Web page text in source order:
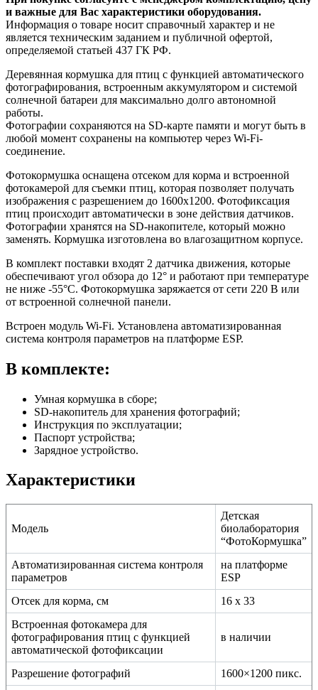
и важные для Вас характеристики оборудования.
Информация о товаре носит справочный характер и не
является техническим заданием и публичной офертой,
определяемой статьей 437 ГК РФ.
Деревянная кормушка для птиц с функцией автоматического
фотографирования, встроенным аккумулятором и системой
солнечной батареи для максимально долго автономной
работы.
Фотографии сохраняются на SD-карте памяти и могут быть в
любой момент сохранены на компьютер через Wi-Fi-
соединение.
Фотокормушка оснащена отсеком для корма и встроенной
фотокамерой для съемки птиц, которая позволяет получать
изображения с разрешением до 1600х1200. Фотофиксация
птиц происходит автоматически в зоне действия датчиков.
Фотографии хранятся на SD-накопителе, который можно
заменять. Кормушка изготовлена во влагозащитном корпусе.
В комплект поставки входят 2 датчика движения, которые
обеспечивают угол обзора до 12° и работают при температуре
не ниже -55°C. Фотокормушка заряжается от сети 220 В или
от встроенной солнечной панели.
Встроен модуль Wi-Fi. Установлена автоматизированная
система контроля параметров на платформе ESP.
В комплекте:
Умная кормушка в сборе;
SD-накопитель для хранения фотографий;
Инструкция по эксплуатации;
Паспорт устройства;
Зарядное устройство.
Характеристики
Модель
Детская
биолаборатория
“ФотоКормушка”
Автоматизированная система контроля
параметров
на платформе
ESP
Отсек для корма, см
16 х 33
Встроенная фотокамера для
фотографирования птиц с функцией
автоматической фотофиксации
в наличии
Разрешение фотографий
1600×1200 пикс.